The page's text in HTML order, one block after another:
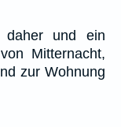
daher und ein
Mitternacht,
zur Wohnung